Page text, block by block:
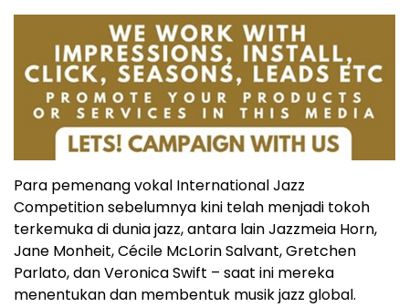
Para pemenang vokal International Jazz
Competition sebelumnya kini telah menjadi tokoh
terkemuka di dunia jazz, antara lain Jazzmeia Horn,
Jane Monheit, Cécile McLorin Salvant, Gretchen
Parlato, dan Veronica Swift – saat ini mereka
menentukan dan membentuk musik jazz global.